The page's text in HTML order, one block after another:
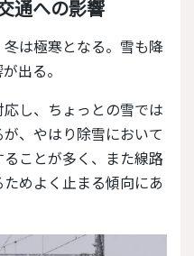
通への影響
出る。
、やはり除雪において
ことが多く、また線路
めよく止まる傾向にあ